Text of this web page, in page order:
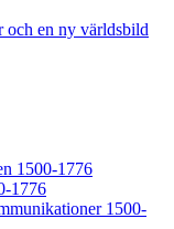
och en ny världsbild
1500-1776
1776
1500-